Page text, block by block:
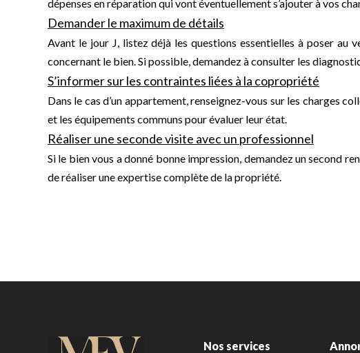
dépenses en réparation qui vont éventuellement s’ajouter à vos
Demander le maximum de détails
Avant le jour J, listez déjà les questions essentielles à poser au
concernant le bien. Si possible, demandez à consulter les
S’informer sur les contraintes liées à la copropriété
Dans le cas d’un appartement, renseignez-vous sur les charges
et les équipements communs pour évaluer leur état.
Réaliser une seconde visite avec un professionnel
Si le bien vous a donné bonne impression, demandez un second
de réaliser une expertise complète de la propriété.
Nos services